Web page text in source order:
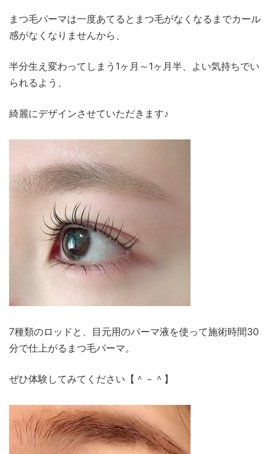
まつ毛パーマは一度あてるとまつ毛がなくなるまでカール
感がなくなりませんから、
半分生え変わってしまう1ヶ月～1ヶ月半、よい気持ちでい
られるよう、
綺麗にデザインさせていただきます♪
7種類のロッドと、目元用のパーマ液を使って施術時間30
分で仕上がるまつ毛パーマ。
ぜひ体験してみてください【＾－＾】